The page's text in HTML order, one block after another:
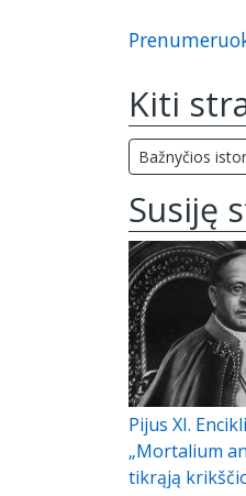
Kiti
Bažnyčios
Susiję
Pijus XI.
„Mortalium
tikrąją